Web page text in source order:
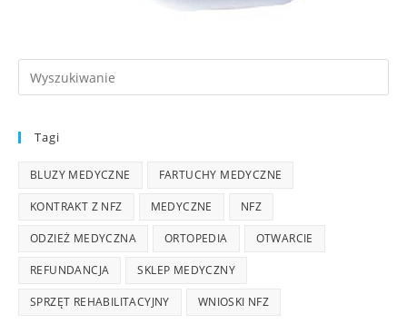
Tagi
BLUZY MEDYCZNE FARTUCHY MEDYCZNE
KONTRAKT Z NFZ MEDYCZNE NFZ
ODZIEŻ MEDYCZNA ORTOPEDIA OTWARCIE
REFUNDANCJA SKLEP MEDYCZNY
SPRZĘT REHABILITACYJNY WNIOSKI NFZ